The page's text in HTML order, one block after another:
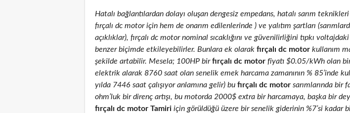
Hatalı bağlantılardan dolayı oluşan dengesiz empedans, hatalı sarım
fırçalı dc motor için hem de onarım edilenlerinde ) ve yalıtım şartları
açıklıklar), fırçalı dc motor nominal sıcaklığını ve güvenilirliğini tıpkı
benzer biçimde etkileyebilirler. Bunlara ek olarak fırçalı dc motor kullanım
şekilde artabilir. Mesela; 100HP birfırçalı dc motor fiyatı $0.05/kWh olan
elektrik alarak 8760 saat olan senelik emek harcama zamanının % 85’inde
yılda 7446 saat çalışıyor anlamına gelir) bu fırçalı dc motor sarımlarında bir
ohm’luk bir direnç artışı, bu motorda 2000$ extra bir harcamaya, başka bir
fırçalı dc motor Tamiri için görüldüğü üzere bir senelik giderinin %7’si kadar